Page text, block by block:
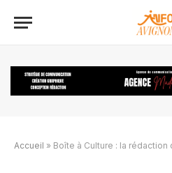
Accueil » Boîte à Culture : la rédaction